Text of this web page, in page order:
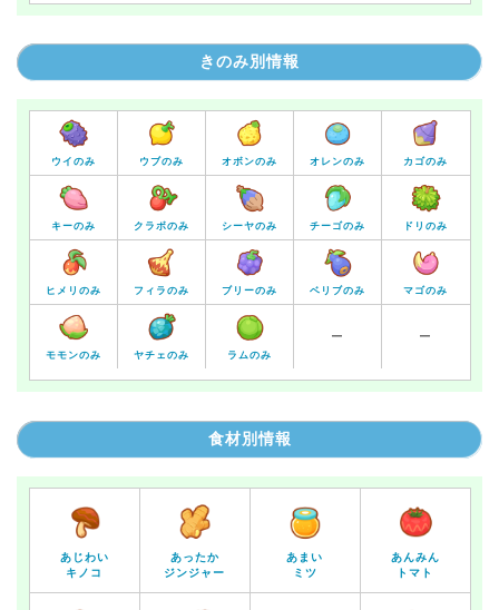
きのみ別情報
ウイのみ ウブのみ オボンのみ オレンのみ カゴのみ
キーのみ クラボのみ シーヤのみ チーゴのみ ドリのみ
ヒメリのみ フィラのみ ブリーのみ ベリブのみ マゴのみ
モモンのみ ヤチェのみ ラムのみ
ー ー
食材別情報
あじわい
キノコ
あったか
ジンジャー
あまい
ミツ
あんみん
トマト